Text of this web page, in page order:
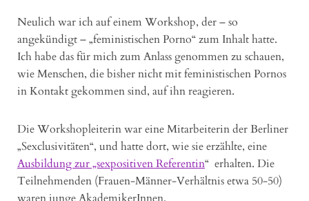
Neulich war ich auf einem Workshop, der – so
angekündigt – „feministischen Porno“ zum Inhalt hatte.
Ich habe das für mich zum Anlass genommen zu schauen,
wie Menschen, die bisher nicht mit feministischen Pornos
in Kontakt gekommen sind, auf ihn reagieren.
Die Workshopleiterin war eine Mitarbeiterin der Berliner
„Sexclusivitäten“, und hatte dort, wie sie erzählte, eine
Ausbildung zur „sexpositiven Referentin“ erhalten. Die
Teilnehmenden (Frauen-Männer-Verhältnis etwa 50-50)